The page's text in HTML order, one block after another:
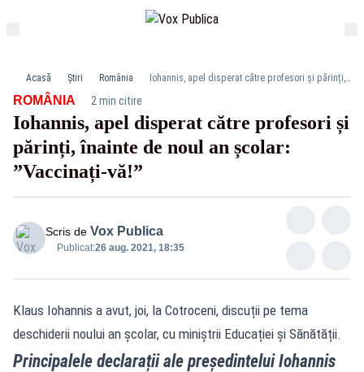
Acasă Știri România Iohannis, apel disperat către profesori și părinți, înainte de noul an școlar: ”Vaccinați-vă!”
ROMÂNIA· 2 min citire
Iohannis, apel disperat către profesori și
părinți, înainte de noul an școlar:
”Vaccinați-vă!”
Iohannis Cotroceni
Scris de Vox Publica
Publicat:26 aug. 2021, 18:35
Klaus Iohannis a avut, joi, la Cotroceni, discuții pe tema
deschiderii noului an școlar, cu miniștrii Educației și Sănătății.
Principalele declarații ale președintelui Iohannis